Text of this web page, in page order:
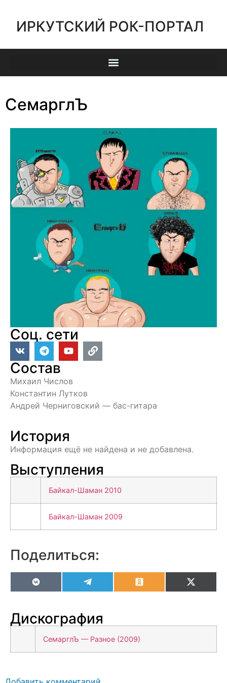
ИРКУТСКИЙ РОК-ПОРТАЛ
СемарглЪ
Соц. сети
Состав
Михаил Числов
Константин Лутков
Андрей Черниговский — бас-гитара
История
Информация ещё не найдена и не добавлена.
Выступления
Байкал-Шаман 2010
Байкал-Шаман 2009
Поделиться:
VK OdnoklassnikiX
Дискография
СемарглЪ — Разное (2009)